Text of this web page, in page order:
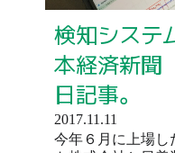
検知システ
本経済新
日記事。
2017.11.11
今年６月に上場し